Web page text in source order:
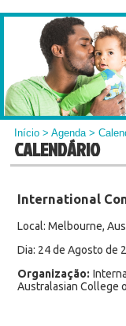
Início >Agenda>
CALENDÁRIO
International
Local: Melbourne,
Dia: 24 de Agosto de
Organização:
Australasian College